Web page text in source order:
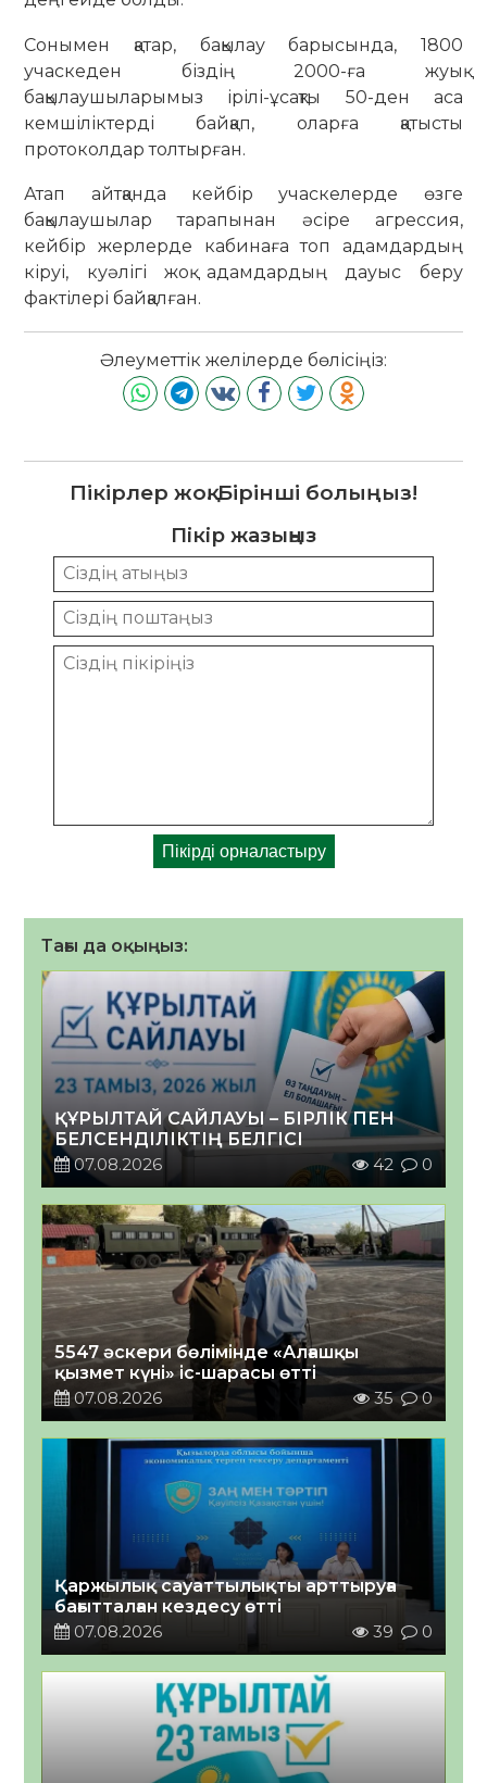
Сонымен қатар, бақылау барысында, 1800
учаскеден біздің 2000-ға жуық
бақылаушыларымыз ірілі-ұсақты 50-ден аса
кемшіліктерді байқап, оларға қатысты
протоколдар толтырған.
Атап айтқанда кейбір учаскелерде өзге
бақылаушылар тарапынан әсіре агрессия,
кейбір жерлерде кабинаға топ адамдардың
кіруі, куәлігі жоқ адамдардың дауыс беру
фактілері байқалған.
Әлеуметтік желілерде бөлісіңіз:
Пікірлер жоқ. Бірінші болыңыз!
Пікір жазыңыз
Тағы да оқыңыз:
ҚҰРЫЛТАЙ САЙЛАУЫ – БІРЛІК ПЕН
БЕЛСЕНДІЛІКТІҢ БЕЛГІСІ
07.08.2026
42 0
5547 әскери бөлімінде «Алғашқы
қызмет күні» іс-шарасы өтті
07.08.2026
35 0
Қаржылық сауаттылықты арттыруға
бағытталған кездесу өтті
07.08.2026
39 0